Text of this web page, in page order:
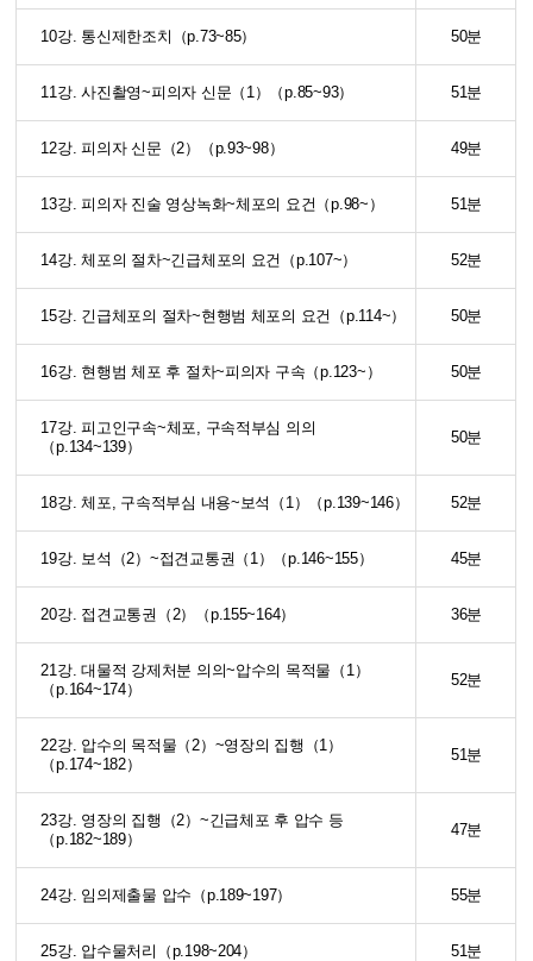
10강. 통신제한조치（p.73~85） 50분
11강. 사진촬영~피의자 신문（1）（p.85~93） 51분
12강. 피의자 신문（2）（p.93~98） 49분
13강. 피의자 진술 영상녹화~체포의 요건（p.98~） 51분
14강. 체포의 절차~긴급체포의 요건（p.107~） 52분
15강. 긴급체포의 절차~현행범 체포의 요건（p.114~） 50분
16강. 현행범 체포 후 절차~피의자 구속（p.123~） 50분
17강. 피고인구속~체포, 구속적부심 의의
（p.134~139）
50분
18강. 체포, 구속적부심 내용~보석（1）（p.139~146） 52분
19강. 보석（2）~접견교통권（1）（p.146~155） 45분
20강. 접견교통권（2）（p.155~164） 36분
21강. 대물적 강제처분 의의~압수의 목적물（1）
（p.164~174）
52분
22강. 압수의 목적물（2）~영장의 집행（1）
（p.174~182）
51분
23강. 영장의 집행（2）~긴급체포 후 압수 등
（p.182~189）
47분
24강. 임의제출물 압수（p.189~197） 55분
25강. 압수물처리（p.198~204） 51분